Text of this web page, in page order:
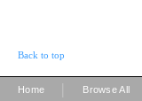
Back to top
Home Browse All